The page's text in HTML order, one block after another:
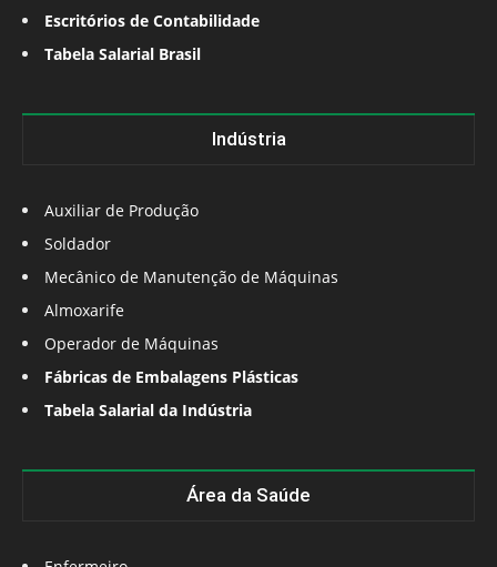
Escritórios de Contabilidade
Tabela Salarial Brasil
Indústria
Auxiliar de Produção
Soldador
Mecânico de Manutenção de Máquinas
Almoxarife
Operador de Máquinas
Fábricas de Embalagens Plásticas
Tabela Salarial da Indústria
Área da Saúde